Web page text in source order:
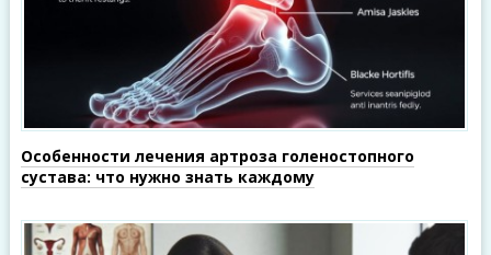
Особенности лечения артроза голеностопного
сустава: что нужно знать каждому